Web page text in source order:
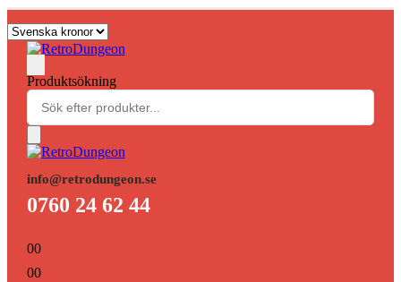
Produktsökning
info@retrodungeon.se
0760 24 62 44
00
00